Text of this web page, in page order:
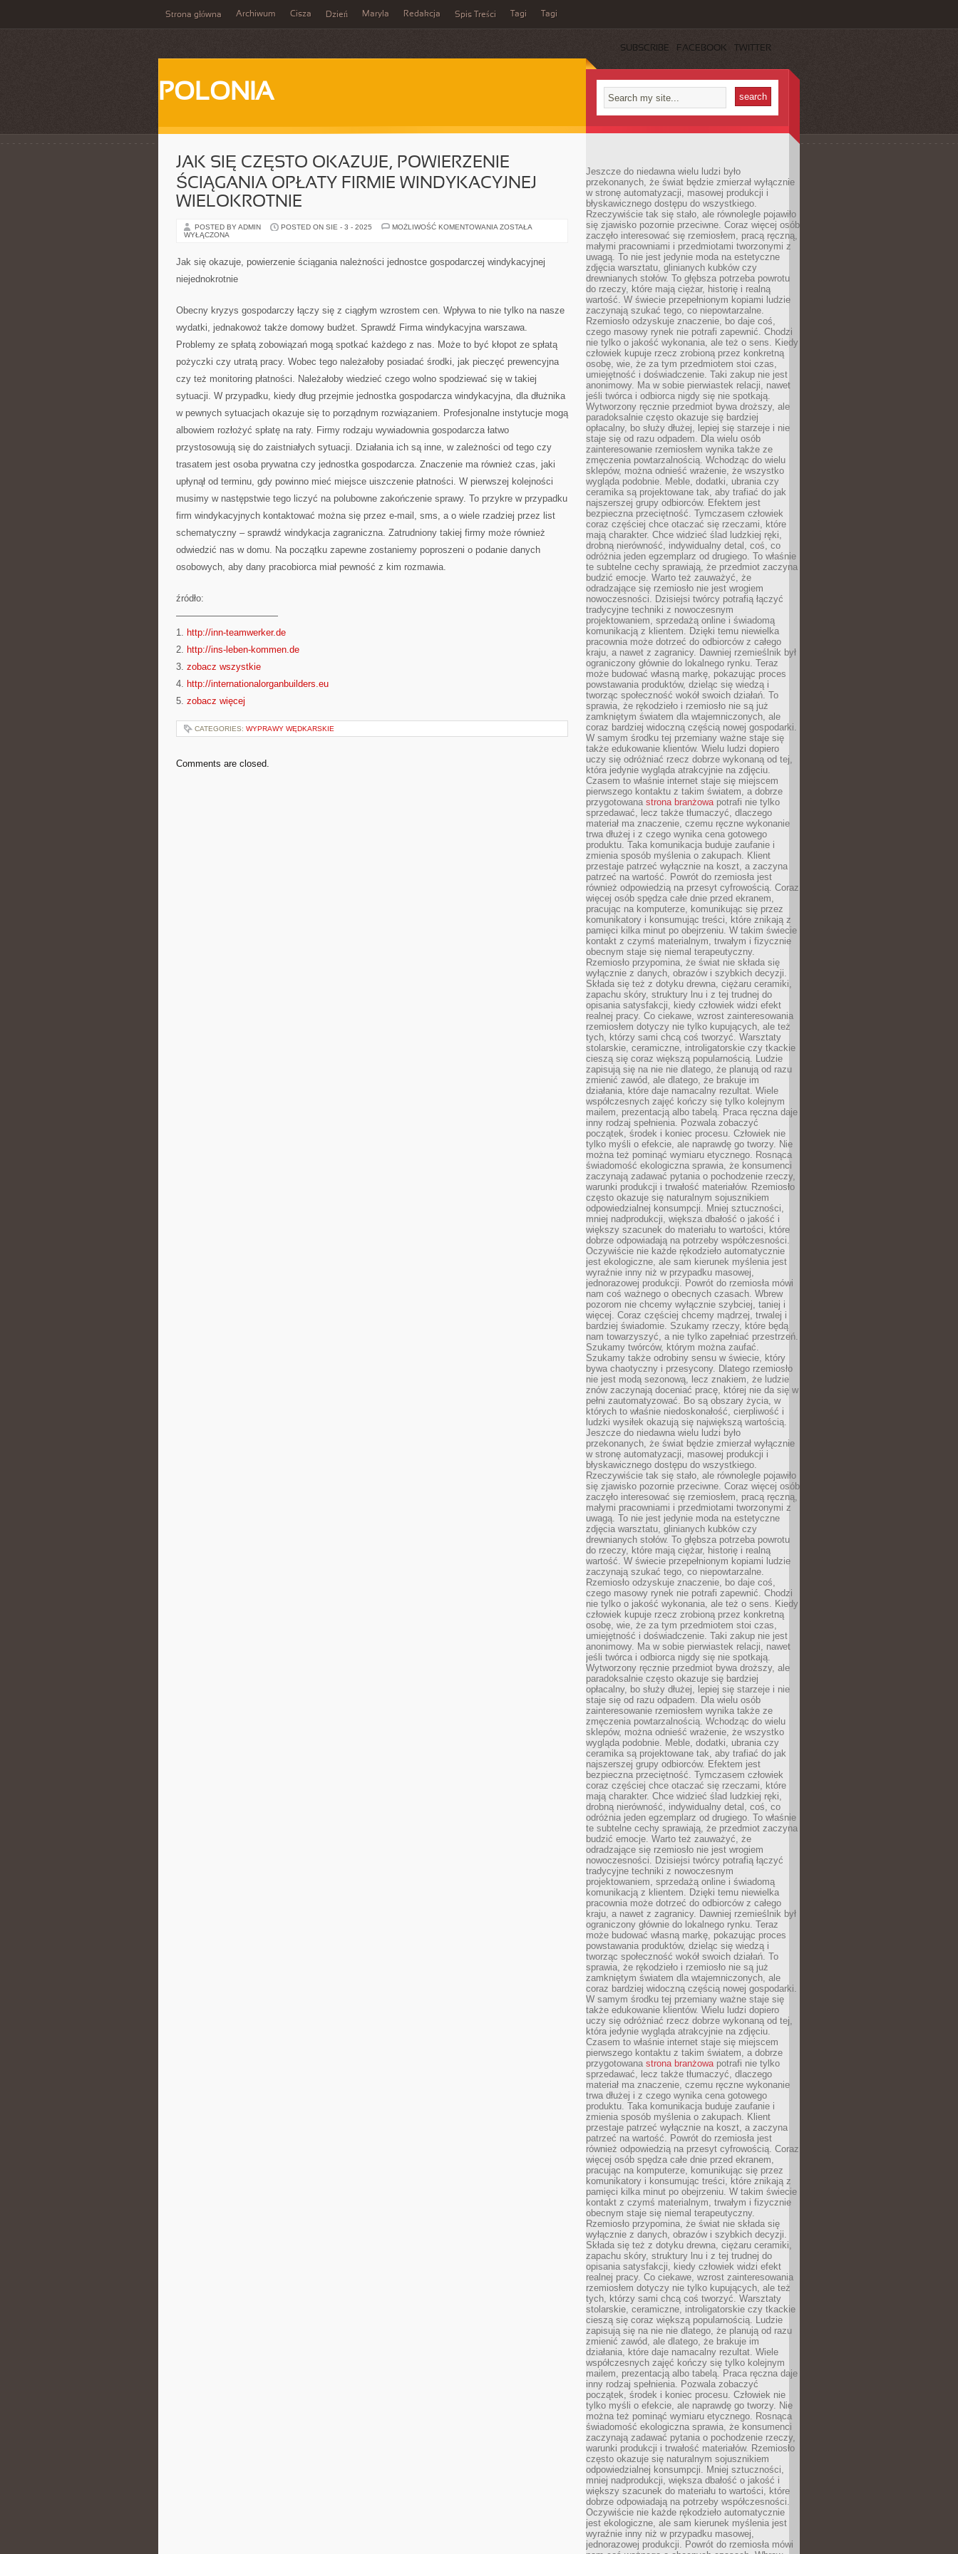
Strona główna Archiwum Cisza Dzień Maryla Redakcja Spis Treści Tagi Tagi
SUBSCRIBE FACEBOOK TWITTER
POLONIA
JAK SIĘ CZĘSTO OKAZUJE, POWIERZENIE
ŚCIĄGANIA OPŁATY FIRMIE WINDYKACYJNEJ
WIELOKROTNIE
POSTED BY ADMIN POSTED ON SIE - 3 - 2025 MOŻLIWOŚĆ KOMENTOWANIA JAK
POWIERZENIE
ŚCIĄGANIA
ZOSTAŁA
WYŁĄCZONA
Jak się okazuje, powierzenie ściągania należności jednostce gospodarczej windykacyjnej
niejednokrotnie
Obecny kryzys gospodarczy łączy się z ciągłym wzrostem cen. Wpływa to nie tylko na nasze
wydatki, jednakowoż także domowy budżet. Sprawdź Firma windykacyjna warszawa.
Problemy ze spłatą zobowiązań mogą spotkać każdego z nas. Może to być kłopot ze spłatą
pożyczki czy utratą pracy. Wobec tego należałoby posiadać środki, jak pieczęć prewencyjna
czy też monitoring płatności. Należałoby wiedzieć czego wolno spodziewać się w takiej
sytuacji. W przypadku, kiedy dług przejmie jednostka gospodarcza windykacyjna, dla dłużnika
w pewnych sytuacjach okazuje się to porządnym rozwiązaniem. Profesjonalne instytucje mogą
albowiem rozłożyć spłatę na raty. Firmy rodzaju wywiadownia gospodarcza łatwo
przystosowują się do zaistniałych sytuacji. Działania ich są inne, w zależności od tego czy
trasatem jest osoba prywatna czy jednostka gospodarcza. Znaczenie ma również czas, jaki
upłynął od terminu, gdy powinno mieć miejsce uiszczenie płatności. W pierwszej kolejności
musimy w następstwie tego liczyć na polubowne zakończenie sprawy. To przykre w przypadku
firm windykacyjnych kontaktować można się przez e-mail, sms, a o wiele rzadziej przez list
schematyczny – sprawdź windykacja zagraniczna. Zatrudniony takiej firmy może również
odwiedzić nas w domu. Na początku zapewne zostaniemy poproszeni o podanie danych
osobowych, aby dany pracobiorca miał pewność z kim rozmawia.
źródło:
———————————
1. http://inn-teamwerker.de
2. http://ins-leben-kommen.de
3. zobacz wszystkie
4. http://internationalorganbuilders.eu
5. zobacz więcej
CATEGORIES: WYPRAWY WĘDKARSKIE
Comments are closed.
Jeszcze do niedawna wielu ludzi było
przekonanych, że świat będzie zmierzał wyłącznie
w stronę automatyzacji, masowej produkcji i
błyskawicznego dostępu do wszystkiego.
Rzeczywiście tak się stało, ale równolegle pojawiło
się zjawisko pozornie przeciwne. Coraz więcej osób
zaczęło interesować się rzemiosłem, pracą ręczną,
małymi pracowniami i przedmiotami tworzonymi z
uwagą. To nie jest jedynie moda na estetyczne
zdjęcia warsztatu, glinianych kubków czy
drewnianych stołów. To głębsza potrzeba powrotu
do rzeczy, które mają ciężar, historię i realną
wartość. W świecie przepełnionym kopiami ludzie
zaczynają szukać tego, co niepowtarzalne.
Rzemiosło odzyskuje znaczenie, bo daje coś,
czego masowy rynek nie potrafi zapewnić. Chodzi
nie tylko o jakość wykonania, ale też o sens. Kiedy
człowiek kupuje rzecz zrobioną przez konkretną
osobę, wie, że za tym przedmiotem stoi czas,
umiejętność i doświadczenie. Taki zakup nie jest
anonimowy. Ma w sobie pierwiastek relacji, nawet
jeśli twórca i odbiorca nigdy się nie spotkają.
Wytworzony ręcznie przedmiot bywa droższy, ale
paradoksalnie często okazuje się bardziej
opłacalny, bo służy dłużej, lepiej się starzeje i nie
staje się od razu odpadem. Dla wielu osób
zainteresowanie rzemiosłem wynika także ze
zmęczenia powtarzalnością. Wchodząc do wielu
sklepów, można odnieść wrażenie, że wszystko
wygląda podobnie. Meble, dodatki, ubrania czy
ceramika są projektowane tak, aby trafiać do jak
najszerszej grupy odbiorców. Efektem jest
bezpieczna przeciętność. Tymczasem człowiek
coraz częściej chce otaczać się rzeczami, które
mają charakter. Chce widzieć ślad ludzkiej ręki,
drobną nierówność, indywidualny detal, coś, co
odróżnia jeden egzemplarz od drugiego. To właśnie
te subtelne cechy sprawiają, że przedmiot zaczyna
budzić emocje. Warto też zauważyć, że
odradzające się rzemiosło nie jest wrogiem
nowoczesności. Dzisiejsi twórcy potrafią łączyć
tradycyjne techniki z nowoczesnym
projektowaniem, sprzedażą online i świadomą
komunikacją z klientem. Dzięki temu niewielka
pracownia może dotrzeć do odbiorców z całego
kraju, a nawet z zagranicy. Dawniej rzemieślnik był
ograniczony głównie do lokalnego rynku. Teraz
może budować własną markę, pokazując proces
powstawania produktów, dzieląc się wiedzą i
tworząc społeczność wokół swoich działań. To
sprawia, że rękodzieło i rzemiosło nie są już
zamkniętym światem dla wtajemniczonych, ale
coraz bardziej widoczną częścią nowej gospodarki.
W samym środku tej przemiany ważne staje się
także edukowanie klientów. Wielu ludzi dopiero
uczy się odróżniać rzecz dobrze wykonaną od tej,
która jedynie wygląda atrakcyjnie na zdjęciu.
Czasem to właśnie internet staje się miejscem
pierwszego kontaktu z takim światem, a dobrze
przygotowana strona branżowapotrafi nie tylko
sprzedawać, lecz także tłumaczyć, dlaczego
materiał ma znaczenie, czemu ręczne wykonanie
trwa dłużej i z czego wynika cena gotowego
produktu. Taka komunikacja buduje zaufanie i
zmienia sposób myślenia o zakupach. Klient
przestaje patrzeć wyłącznie na koszt, a zaczyna
patrzeć na wartość. Powrót do rzemiosła jest
również odpowiedzią na przesyt cyfrowością. Coraz
więcej osób spędza całe dnie przed ekranem,
pracując na komputerze, komunikując się przez
komunikatory i konsumując treści, które znikają z
pamięci kilka minut po obejrzeniu. W takim świecie
kontakt z czymś materialnym, trwałym i fizycznie
obecnym staje się niemal terapeutyczny.
Rzemiosło przypomina, że świat nie składa się
wyłącznie z danych, obrazów i szybkich decyzji.
Składa się też z dotyku drewna, ciężaru ceramiki,
zapachu skóry, struktury lnu i z tej trudnej do
opisania satysfakcji, kiedy człowiek widzi efekt
realnej pracy. Co ciekawe, wzrost zainteresowania
rzemiosłem dotyczy nie tylko kupujących, ale też
tych, którzy sami chcą coś tworzyć. Warsztaty
stolarskie, ceramiczne, introligatorskie czy tkackie
cieszą się coraz większą popularnością. Ludzie
zapisują się na nie nie dlatego, że planują od razu
zmienić zawód, ale dlatego, że brakuje im
działania, które daje namacalny rezultat. Wiele
współczesnych zajęć kończy się tylko kolejnym
mailem, prezentacją albo tabelą. Praca ręczna daje
inny rodzaj spełnienia. Pozwala zobaczyć
początek, środek i koniec procesu. Człowiek nie
tylko myśli o efekcie, ale naprawdę go tworzy. Nie
można też pominąć wymiaru etycznego. Rosnąca
świadomość ekologiczna sprawia, że konsumenci
zaczynają zadawać pytania o pochodzenie rzeczy,
warunki produkcji i trwałość materiałów. Rzemiosło
często okazuje się naturalnym sojusznikiem
odpowiedzialnej konsumpcji. Mniej sztuczności,
mniej nadprodukcji, większa dbałość o jakość i
większy szacunek do materiału to wartości, które
dobrze odpowiadają na potrzeby współczesności.
Oczywiście nie każde rękodzieło automatycznie
jest ekologiczne, ale sam kierunek myślenia jest
wyraźnie inny niż w przypadku masowej,
jednorazowej produkcji. Powrót do rzemiosła mówi
nam coś ważnego o obecnych czasach. Wbrew
pozorom nie chcemy wyłącznie szybciej, taniej i
więcej. Coraz częściej chcemy mądrzej, trwalej i
bardziej świadomie. Szukamy rzeczy, które będą
nam towarzyszyć, a nie tylko zapełniać przestrzeń.
Szukamy twórców, którym można zaufać.
Szukamy także odrobiny sensu w świecie, który
bywa chaotyczny i przesycony. Dlatego rzemiosło
nie jest modą sezonową, lecz znakiem, że ludzie
znów zaczynają doceniać pracę, której nie da się w
pełni zautomatyzować. Bo są obszary życia, w
których to właśnie niedoskonałość, cierpliwość i
ludzki wysiłek okazują się największą wartością.
Jeszcze do niedawna wielu ludzi było
przekonanych, że świat będzie zmierzał wyłącznie
w stronę automatyzacji, masowej produkcji i
błyskawicznego dostępu do wszystkiego.
Rzeczywiście tak się stało, ale równolegle pojawiło
się zjawisko pozornie przeciwne. Coraz więcej osób
zaczęło interesować się rzemiosłem, pracą ręczną,
małymi pracowniami i przedmiotami tworzonymi z
uwagą. To nie jest jedynie moda na estetyczne
zdjęcia warsztatu, glinianych kubków czy
drewnianych stołów. To głębsza potrzeba powrotu
do rzeczy, które mają ciężar, historię i realną
wartość. W świecie przepełnionym kopiami ludzie
zaczynają szukać tego, co niepowtarzalne.
Rzemiosło odzyskuje znaczenie, bo daje coś,
czego masowy rynek nie potrafi zapewnić. Chodzi
nie tylko o jakość wykonania, ale też o sens. Kiedy
człowiek kupuje rzecz zrobioną przez konkretną
osobę, wie, że za tym przedmiotem stoi czas,
umiejętność i doświadczenie. Taki zakup nie jest
anonimowy. Ma w sobie pierwiastek relacji, nawet
jeśli twórca i odbiorca nigdy się nie spotkają.
Wytworzony ręcznie przedmiot bywa droższy, ale
paradoksalnie często okazuje się bardziej
opłacalny, bo służy dłużej, lepiej się starzeje i nie
staje się od razu odpadem. Dla wielu osób
zainteresowanie rzemiosłem wynika także ze
zmęczenia powtarzalnością. Wchodząc do wielu
sklepów, można odnieść wrażenie, że wszystko
wygląda podobnie. Meble, dodatki, ubrania czy
ceramika są projektowane tak, aby trafiać do jak
najszerszej grupy odbiorców. Efektem jest
bezpieczna przeciętność. Tymczasem człowiek
coraz częściej chce otaczać się rzeczami, które
mają charakter. Chce widzieć ślad ludzkiej ręki,
drobną nierówność, indywidualny detal, coś, co
odróżnia jeden egzemplarz od drugiego. To właśnie
te subtelne cechy sprawiają, że przedmiot zaczyna
budzić emocje. Warto też zauważyć, że
odradzające się rzemiosło nie jest wrogiem
nowoczesności. Dzisiejsi twórcy potrafią łączyć
tradycyjne techniki z nowoczesnym
projektowaniem, sprzedażą online i świadomą
komunikacją z klientem. Dzięki temu niewielka
pracownia może dotrzeć do odbiorców z całego
kraju, a nawet z zagranicy. Dawniej rzemieślnik był
ograniczony głównie do lokalnego rynku. Teraz
może budować własną markę, pokazując proces
powstawania produktów, dzieląc się wiedzą i
tworząc społeczność wokół swoich działań. To
sprawia, że rękodzieło i rzemiosło nie są już
zamkniętym światem dla wtajemniczonych, ale
coraz bardziej widoczną częścią nowej gospodarki.
W samym środku tej przemiany ważne staje się
także edukowanie klientów. Wielu ludzi dopiero
uczy się odróżniać rzecz dobrze wykonaną od tej,
która jedynie wygląda atrakcyjnie na zdjęciu.
Czasem to właśnie internet staje się miejscem
pierwszego kontaktu z takim światem, a dobrze
przygotowana strona branżowapotrafi nie tylko
sprzedawać, lecz także tłumaczyć, dlaczego
materiał ma znaczenie, czemu ręczne wykonanie
trwa dłużej i z czego wynika cena gotowego
produktu. Taka komunikacja buduje zaufanie i
zmienia sposób myślenia o zakupach. Klient
przestaje patrzeć wyłącznie na koszt, a zaczyna
patrzeć na wartość. Powrót do rzemiosła jest
również odpowiedzią na przesyt cyfrowością. Coraz
więcej osób spędza całe dnie przed ekranem,
pracując na komputerze, komunikując się przez
komunikatory i konsumując treści, które znikają z
pamięci kilka minut po obejrzeniu. W takim świecie
kontakt z czymś materialnym, trwałym i fizycznie
obecnym staje się niemal terapeutyczny.
Rzemiosło przypomina, że świat nie składa się
wyłącznie z danych, obrazów i szybkich decyzji.
Składa się też z dotyku drewna, ciężaru ceramiki,
zapachu skóry, struktury lnu i z tej trudnej do
opisania satysfakcji, kiedy człowiek widzi efekt
realnej pracy. Co ciekawe, wzrost zainteresowania
rzemiosłem dotyczy nie tylko kupujących, ale też
tych, którzy sami chcą coś tworzyć. Warsztaty
stolarskie, ceramiczne, introligatorskie czy tkackie
cieszą się coraz większą popularnością. Ludzie
zapisują się na nie nie dlatego, że planują od razu
zmienić zawód, ale dlatego, że brakuje im
działania, które daje namacalny rezultat. Wiele
współczesnych zajęć kończy się tylko kolejnym
mailem, prezentacją albo tabelą. Praca ręczna daje
inny rodzaj spełnienia. Pozwala zobaczyć
początek, środek i koniec procesu. Człowiek nie
tylko myśli o efekcie, ale naprawdę go tworzy. Nie
można też pominąć wymiaru etycznego. Rosnąca
świadomość ekologiczna sprawia, że konsumenci
zaczynają zadawać pytania o pochodzenie rzeczy,
warunki produkcji i trwałość materiałów. Rzemiosło
często okazuje się naturalnym sojusznikiem
odpowiedzialnej konsumpcji. Mniej sztuczności,
mniej nadprodukcji, większa dbałość o jakość i
większy szacunek do materiału to wartości, które
dobrze odpowiadają na potrzeby współczesności.
Oczywiście nie każde rękodzieło automatycznie
jest ekologiczne, ale sam kierunek myślenia jest
wyraźnie inny niż w przypadku masowej,
jednorazowej produkcji. Powrót do rzemiosła mówi